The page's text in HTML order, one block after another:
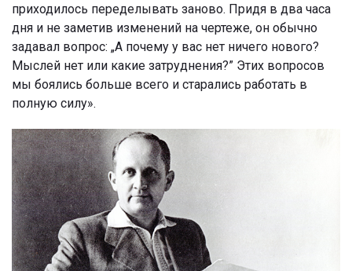
приходилось переделывать заново. Придя в два часа
дня и не заметив изменений на чертеже, он обычно
задавал вопрос: „А почему у вас нет ничего нового?
Мыслей нет или какие затруднения?” Этих вопросов
мы боялись больше всего и старались работать в
полную силу».